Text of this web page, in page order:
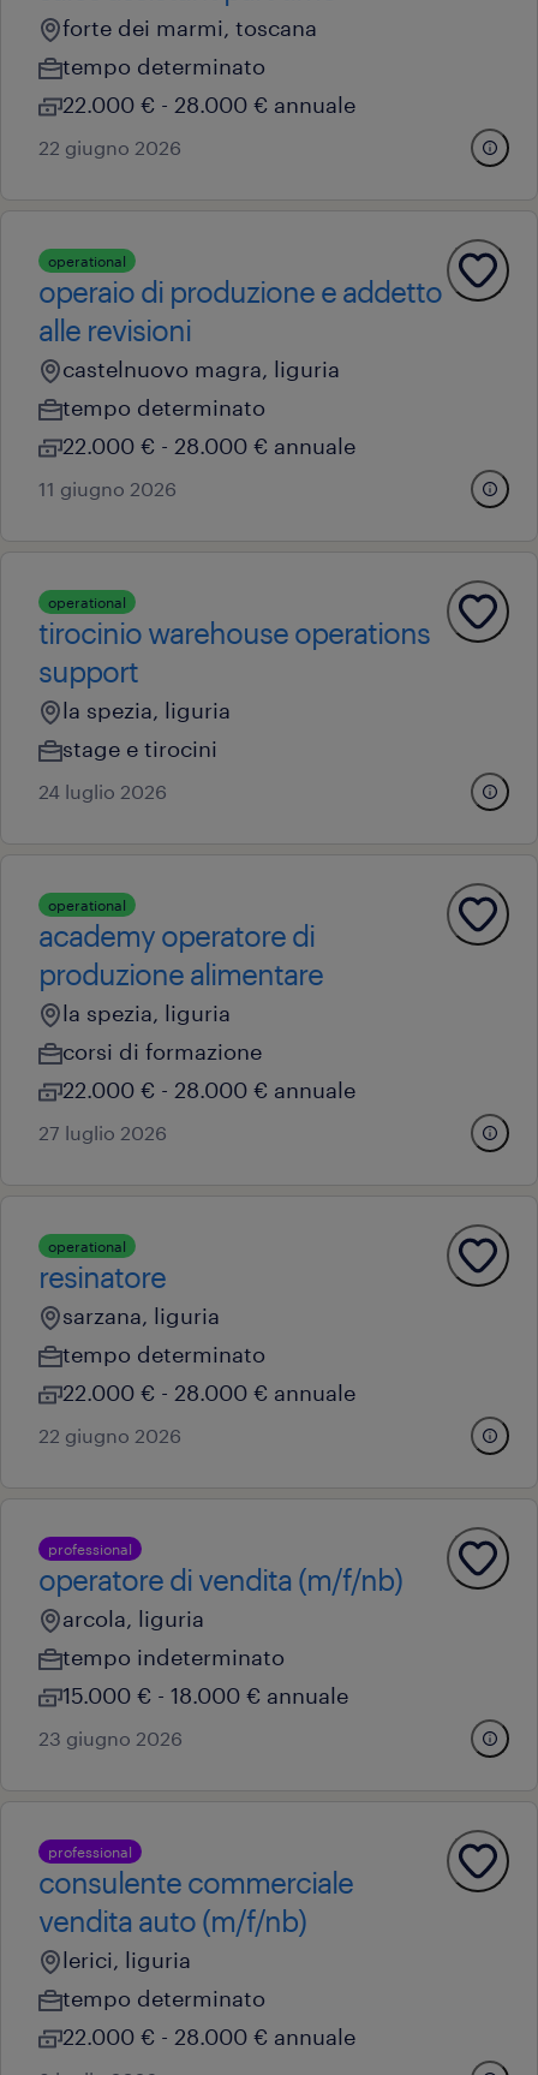
forte dei marmi, toscana
tempo determinato
22.000 € - 28.000 € annuale
22 giugno 2026
operational
operaio di produzione e addetto
alle revisioni
castelnuovo magra, liguria
tempo determinato
22.000 € - 28.000 € annuale
11 giugno 2026
operational
tirocinio warehouse operations
support
la spezia, liguria
stage e tirocini
24 luglio 2026
operational
academy operatore di
produzione alimentare
la spezia, liguria
corsi di formazione
22.000 € - 28.000 € annuale
27 luglio 2026
operational
resinatore
sarzana, liguria
tempo determinato
22.000 € - 28.000 € annuale
22 giugno 2026
professional
operatore di vendita (m/f/nb)
arcola, liguria
tempo indeterminato
15.000 € - 18.000 € annuale
23 giugno 2026
professional
consulente commerciale
vendita auto (m/f/nb)
lerici, liguria
tempo determinato
22.000 € - 28.000 € annuale